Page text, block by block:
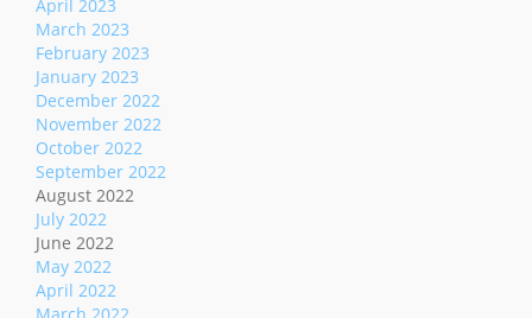
April 2023
March 2023
February 2023
January 2023
December 2022
November 2022
October 2022
September 2022
August 2022
July 2022
June 2022
May 2022
April 2022